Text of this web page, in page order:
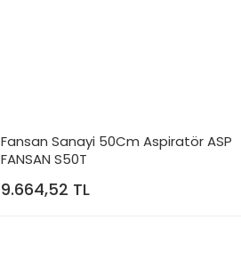
Fansan Sanayi 50Cm Aspiratör ASP
FANSAN S50T
9.664,52 TL